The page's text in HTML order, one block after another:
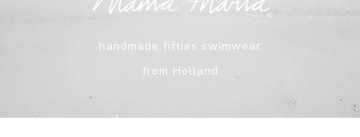
handmade fifties swimwear
from Holland